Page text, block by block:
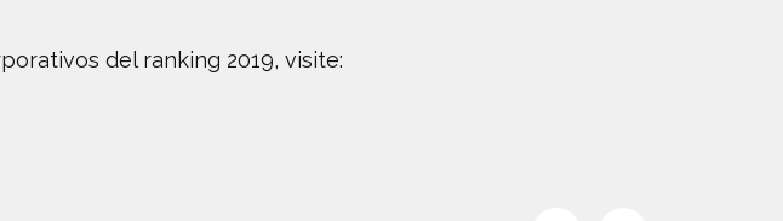
del ranking 2019, visite: